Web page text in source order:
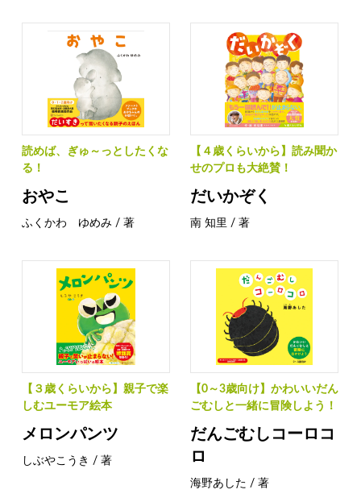
読めば、ぎゅ～っとしたくな
る！
おやこ
ふくかわ ゆめみ / 著
【４歳くらいから】読み聞か
せのプロも大絶賛！
だいかぞく
南 知里 / 著
【３歳くらいから】親子で楽
しむユーモア絵本
メロンパンツ
しぶやこうき / 著
【0～3歳向け】かわいいだん
ごむしと一緒に冒険しよう！
だんごむしコーロコ
ロ
海野あした / 著